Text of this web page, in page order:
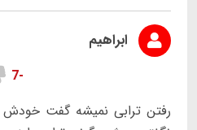
ابراهیم
-7
رفتن ترابی نمیشه گفت خودش